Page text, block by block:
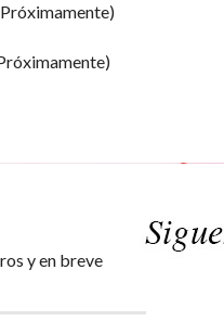
y en breve